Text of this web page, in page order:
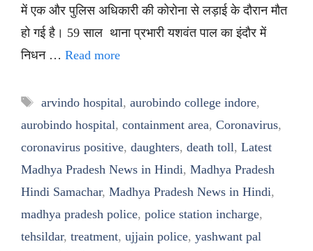
में एक और पुलिस अधिकारी की कोरोना से लड़ाई के दौरान मौत
हो गई है। 59 साल थाना प्रभारी यशवंत पाल का इंदौर में
निधन … Read more
Tags
arvindo hospital, aurobindo college indore,
aurobindo hospital, containment area, Coronavirus,
coronavirus positive, daughters, death toll, Latest
Madhya Pradesh News in Hindi, Madhya Pradesh
Hindi Samachar, Madhya Pradesh News in Hindi,
madhya pradesh police, police station incharge,
tehsildar, treatment, ujjain police, yashwant pal